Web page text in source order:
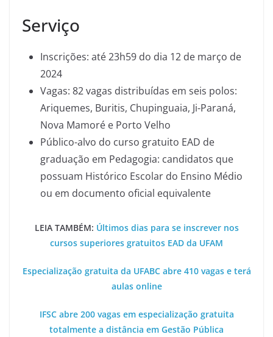
Serviço
Inscrições: até 23h59 do dia 12 de março de
2024
Vagas: 82 vagas distribuídas em seis polos:
Ariquemes, Buritis, Chupinguaia, Ji-Paraná,
Nova Mamoré e Porto Velho
Público-alvo do curso gratuito EAD de
graduação em Pedagogia: candidatos que
possuam Histórico Escolar do Ensino Médio
ou em documento oficial equivalente
LEIA TAMBÉM: Últimos dias para se inscrever nos
cursos superiores gratuitos EAD da UFAM
Especialização gratuita da UFABC abre 410 vagas e terá
aulas online
IFSC abre 200 vagas em especialização gratuita
totalmente a distância em Gestão Pública